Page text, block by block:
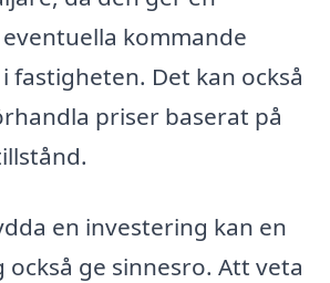
kommande
fastigheten. Det kan också
priser baserat på
en investering kan en
ge sinnesro. Att veta